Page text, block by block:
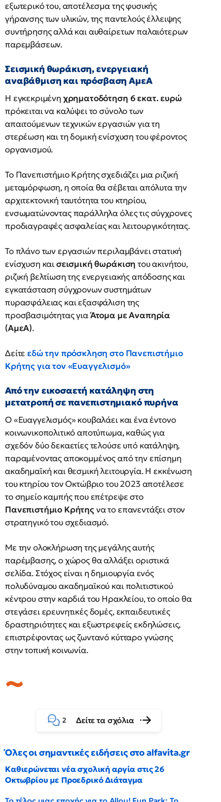
εξωτερικό του, αποτέλεσμα της φυσικής
γήρανσης των υλικών, της παντελούς έλλειψης
συντήρησης αλλά και αυθαίρετων παλαιότερων
παρεμβάσεων.
Σεισμική θωράκιση, ενεργειακή
αναβάθμιση και πρόσβαση ΑμεΑ
Η εγκεκριμένη χρηματοδότηση 6 εκατ. ευρώ
πρόκειται να καλύψει το σύνολο των
απαιτούμενων τεχνικών εργασιών για τη
στερέωση και τη δομική ενίσχυση του φέροντος
οργανισμού.
Το Πανεπιστήμιο Κρήτης σχεδιάζει μια ριζική
μεταμόρφωση, η οποία θα σέβεται απόλυτα την
αρχιτεκτονική ταυτότητα του κτηρίου,
ενσωματώνοντας παράλληλα όλες τις σύγχρονες
προδιαγραφές ασφαλείας και λειτουργικότητας.
Το πλάνο των εργασιών περιλαμβάνει στατική
ενίσχυση καισεισμική θωράκιση του ακινήτου,
ριζική βελτίωση της ενεργειακής απόδοσης και
εγκατάσταση σύγχρονων συστημάτων
πυρασφάλειας και εξασφάλιση της
προσβασιμότητας γιαΆτομα με Αναπηρία
(ΑμεΑ).
Δείτεεδώ την πρόσκληση στο Πανεπιστήμιο
Κρήτης για τον «Ευαγγελισμό»
Από την εικοσαετή κατάληψη στη
μετατροπή σε πανεπιστημιακό πυρήνα
Ο «Ευαγγελισμός» κουβαλάει και ένα έντονο
κοινωνικοπολιτικό αποτύπωμα, καθώς για
σχεδόν δύο δεκαετίες τελούσε υπό κατάληψη,
παραμένοντας αποκομμένος από την επίσημη
ακαδημαϊκή και θεσμική λειτουργία. Η εκκένωση
του κτηρίου τον Οκτώβριο του 2023 αποτέλεσε
το σημείο καμπής που επέτρεψε στο
Πανεπιστήμιο Κρήτηςνα το επανεντάξει στον
στρατηγικό του σχεδιασμό.
Με την ολοκλήρωση της μεγάλης αυτής
παρέμβασης, ο χώρος θα αλλάξει οριστικά
σελίδα. Στόχος είναι η δημιουργία ενός
πολυδύναμου ακαδημαϊκού και πολιτιστικού
κέντρου στην καρδιά του Ηρακλείου, το οποίο θα
στεγάσει ερευνητικές δομές, εκπαιδευτικές
δραστηριότητες και εξωστρεφείς εκδηλώσεις,
επιστρέφοντας ως ζωντανό κύτταρο γνώσης
στην τοπική κοινωνία.
2 Δείτε τα σχόλια
Όλες οι σημαντικές ειδήσεις στο alfavita.gr
Καθιερώνεται νέα σχολική αργία στις 26
Οκτωβρίου με Προεδρικό Διάταγμα